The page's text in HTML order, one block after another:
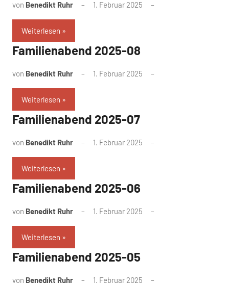
von Benedikt Ruhr 1. Februar 2025
Weiterlesen
Familienabend 2025-08
von Benedikt Ruhr 1. Februar 2025
Weiterlesen
Familienabend 2025-07
von Benedikt Ruhr 1. Februar 2025
Weiterlesen
Familienabend 2025-06
von Benedikt Ruhr 1. Februar 2025
Weiterlesen
Familienabend 2025-05
von Benedikt Ruhr 1. Februar 2025